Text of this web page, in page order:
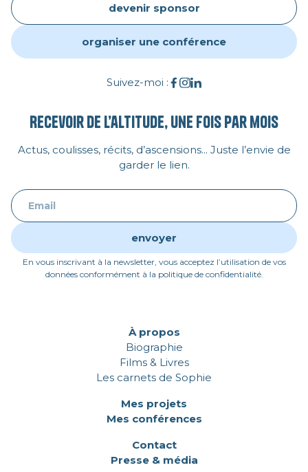
devenir sponsor
organiser une conférence
Suivez-moi :
Recevoir de l’altitude, une fois par mois
Actus, coulisses, récits, d’ascensions... Juste l’envie de
garder le lien.
En vous inscrivant à la newsletter, vous acceptez l’utilisation de vos
données conformément à la politique de confidentialité.
À propos
Biographie
Films & Livres
Les carnets de Sophie
Mes projets
Mes conférences
Contact
Presse & média